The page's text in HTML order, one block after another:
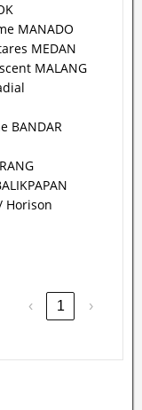
MANADO
MEDAN
MALANG
BANDAR
Horison
‹ 1 ›